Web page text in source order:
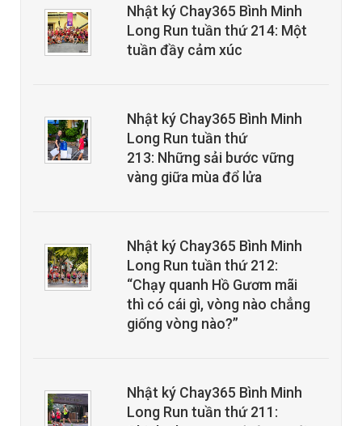
Nhật ký Chay365 Bình Minh
Long Run tuần thứ 214: Một
tuần đầy cảm xúc
Nhật ký Chay365 Bình Minh
Long Run tuần thứ
213: Những sải bước vững
vàng giữa mùa đổ lửa
Nhật ký Chay365 Bình Minh
Long Run tuần thứ 212:
“Chạy quanh Hồ Gươm mãi
thì có cái gì, vòng nào chẳng
giống vòng nào?”
Nhật ký Chay365 Bình Minh
Long Run tuần thứ 211: